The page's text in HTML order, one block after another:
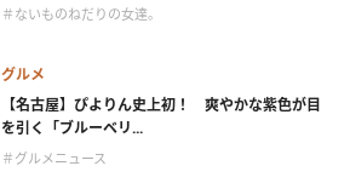
＃ないものねだりの女達。
グルメ
【名古屋】ぴよりん史上初！ 爽やかな紫色が目
を引く「ブルーベリ...
＃グルメニュース